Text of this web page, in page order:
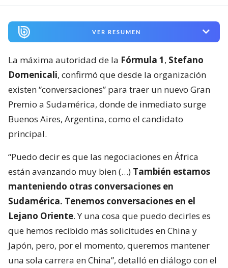
VER RESUMEN
La máxima autoridad de la Fórmula 1, Stefano
Domenicali, confirmó que desde la organización
existen “conversaciones” para traer un nuevo Gran
Premio a Sudamérica, donde de inmediato surge
Buenos Aires, Argentina, como el candidato
principal.
“Puedo decir es que las negociaciones en África
están avanzando muy bien (…) También estamos
manteniendo otras conversaciones en
Sudamérica. Tenemos conversaciones en el
Lejano Oriente. Y una cosa que puedo decirles es
que hemos recibido más solicitudes en China y
Japón, pero, por el momento, queremos mantener
una sola carrera en China”, detalló en diálogo con el